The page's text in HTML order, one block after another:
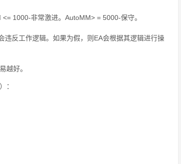
1000-非常激进。AutoMM> = 5000-保守。
反工作逻辑。如果为假，则EA会根据其逻辑进行操
越好。
：